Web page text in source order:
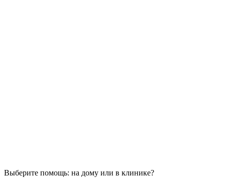
Выберите помощь: на дому или в клинике?